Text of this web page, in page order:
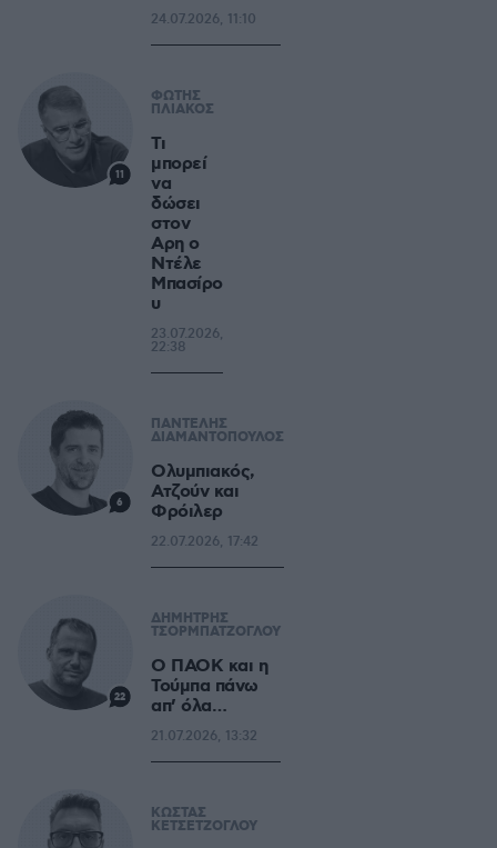
24.07.2026, 11:10
11
ΦΩΤΗΣ
ΠΛΙΑΚΟΣ
Τι
μπορεί
να
δώσει
στον
Αρη ο
Ντέλε
Μπασίρο
υ
23.07.2026,
22:38
6
ΠΑΝΤΕΛΗΣ
ΔΙΑΜΑΝΤΟΠΟΥΛΟΣ
Ολυμπιακός,
Ατζούν και
Φρόιλερ
22.07.2026, 17:42
22
ΔΗΜΗΤΡΗΣ
ΤΣΟΡΜΠΑΤΖΟΓΛΟΥ
Ο ΠΑΟΚ και η
Τούμπα πάνω
απ’ όλα…
21.07.2026, 13:32
ΚΩΣΤΑΣ
ΚΕΤΣΕΤΖΟΓΛΟΥ